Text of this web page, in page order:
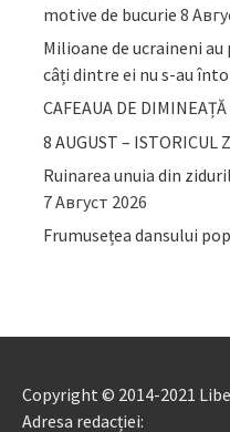
motive de bucurie 8
Milioane de ucraineni
câți dintre ei nu s-au
CAFEAUA DE DIMINEAȚĂ
8 AUGUST – ISTORICUL
Ruinarea unuia din
7 Август 2026
Frumusețea dansului
Copyright © 2014-2021
Adresa redacției: